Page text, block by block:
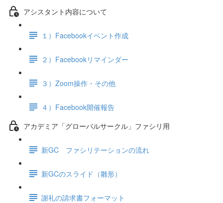
アシスタント内容について
１）Facebookイベント作成
２）Facebookリマインダー
３）Zoom操作・その他
４）Facebook開催報告
アカデミア「グローバルサークル」ファシリ用
新GC ファシリテーションの流れ
新GCのスライド（雛形）
謝礼の請求書フォーマット